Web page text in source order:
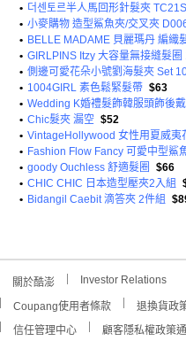
• 더센토르半人馬回形針髮夾
• 小麥購物 造型鯊魚夾/交叉夾
• BELLE MADAME 貝麗瑪丹 編織
• GIRLPINS Itzy 大容量無接縫髮
• 側邊可愛花朵小號劉海髮夾 Set
• 1004GIRL 素色鬆緊髮帶 $63
• Wedding K婚禮髮飾韓服頭飾後
• Chic髮夾 漏空 $52
• VintageHollywood 女性用夏威
• Fashion Flow Fancy 可愛中型鯊
• goody Ouchless 舒適髮圈
$66
• CHIC CHIC 日本造型壓夾2入組
• Bidangil Caebit 滴答夾 2件組
關於酷澎 Investor Relations
Coupang使用者條款
退換貨政
信任管理中心
顧客隱私權政策